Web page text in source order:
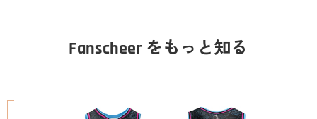
Fanscheer をもっと知る